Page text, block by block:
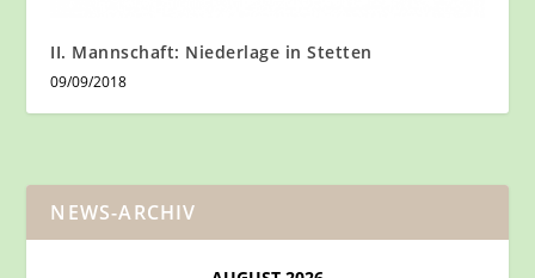
II. Mannschaft: Niederlage in Stetten
09/09/2018
NEWS-ARCHIV